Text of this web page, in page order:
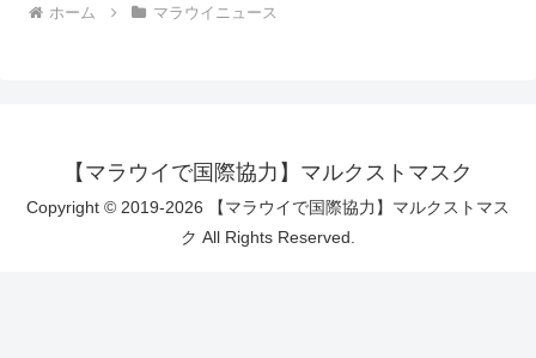
ホーム マラウイニュース
【マラウイで国際協力】マルクストマスク
Copyright © 2019-2026 【マラウイで国際協力】マルクストマス
ク All Rights Reserved.